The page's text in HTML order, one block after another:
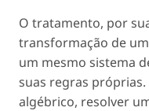
O tratamento, por
transformação de
um mesmo sistema
suas regras
algébrico, resolver